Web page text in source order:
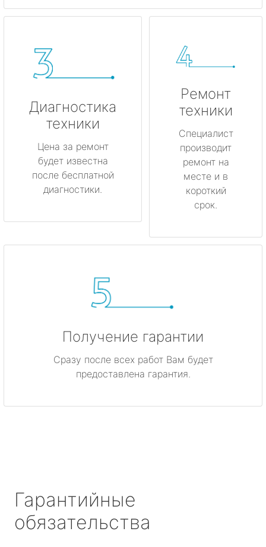
Диагностика
техники
Цена за ремонт
будет известна
после бесплатной
диагностики.
Ремонт
техники
Специалист
производит
ремонт на
месте и в
короткий
срок.
Получение гарантии
Сразу после всех работ Вам будет
предоставлена гарантия.
Гарантийные
обязательства